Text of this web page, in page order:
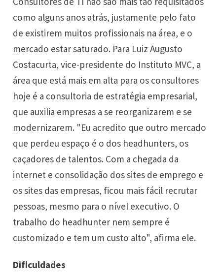
como alguns anos atrás, justamente pelo fato
de existirem muitos profissionais na área, e o
mercado estar saturado. Para Luiz Augusto
Costacurta, vice-presidente do Instituto MVC, a
área que está mais em alta para os consultores
hoje é a consultoria de estratégia empresarial,
que auxilia empresas a se reorganizarem e se
modernizarem. "Eu acredito que outro mercado
que perdeu espaço é o dos headhunters, os
caçadores de talentos. Com a chegada da
internet e consolidação dos sites de emprego e
os sites das empresas, ficou mais fácil recrutar
pessoas, mesmo para o nível executivo. O
trabalho do headhunter nem sempre é
customizado e tem um custo alto", afirma ele.
Dificuldades